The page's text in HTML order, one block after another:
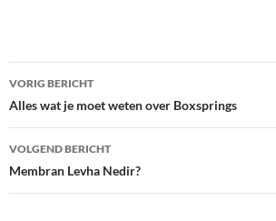
Bericht
navigatie
VORIG BERICHT
Alles wat je moet weten over Boxsprings
VOLGEND BERICHT
Membran Levha Nedir?